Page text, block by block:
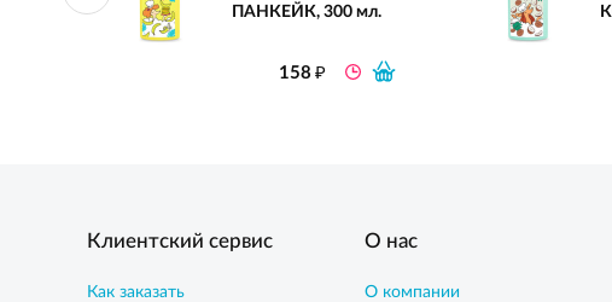
ПАНКЕЙК, 300 мл.
158₽
Клиентский сервис
Как заказать
О нас
О компании